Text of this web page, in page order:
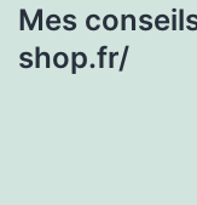
Mes
shop.fr/